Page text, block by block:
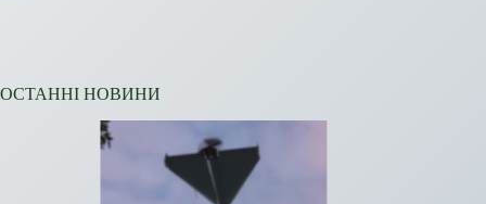
ОСТАННІ НОВИНИ